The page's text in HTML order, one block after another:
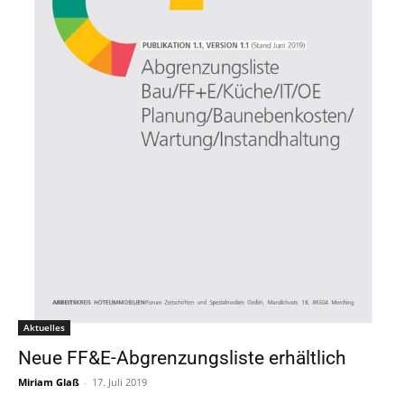
Aktuelles
Neue FF&E-Abgrenzungsliste erhältlich
Miriam Glaß - 17. Juli 2019